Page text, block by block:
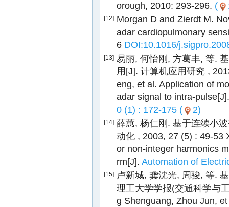
orough, 2010: 293-296. (
[12] Morgan D and Zierdt M.
adar cardiopulmonary
6 DOI:10.1016/
[13] 易丽, 何怡刚, 方葛丰, 等.
用[J]. 计算机应用研究 ,
eng, et al. Application of
adar signal to intra-
0 (1) : 172-175 ( 2)
[14] 薛蕙, 杨仁刚. 基于连续小
动化 , 2003, 27 (5) : 49-53
or non-integer harmonics
rm[J]. Automation of
[15] 卢新城, 龚沈光, 周骏, 等.
理工大学学报(交通科学与
g Shenguang, Zhou Jun,